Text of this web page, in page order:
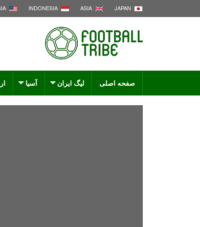
JAPAN
ASIA
INDONESIA
صفحه اصلی لیگ ایران آسیا